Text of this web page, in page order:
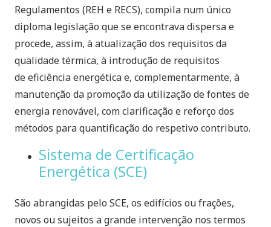
Regulamentos (REH e RECS), compila num único
diploma legislação que se encontrava dispersa e
procede, assim, à atualização dos requisitos da
qualidade térmica, à introdução de requisitos
de eficiência energética e, complementarmente, à
manutenção da promoção da utilização de fontes de
energia renovável, com clarificação e reforço dos
métodos para quantificação do respetivo contributo.
Sistema de Certificação
Energética (SCE)
São abrangidas pelo SCE, os edifícios ou frações,
novos ou sujeitos a grande intervenção nos termos